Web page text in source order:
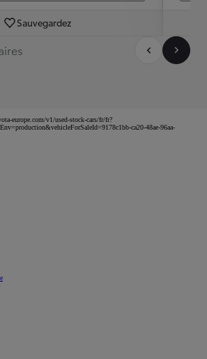
Sauvegardez
europe.com/v1/used-stock-cars/fr/fr?
ca20-48ae-96aa-